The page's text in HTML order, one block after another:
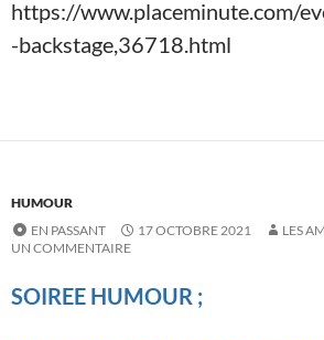
https://www.placeminute.com/
-backstage,36718.html
HUMOUR
EN PASSANT
17 OCTOBRE 2021 LES
UN COMMENTAIRE
SOIREE HUMOUR ;